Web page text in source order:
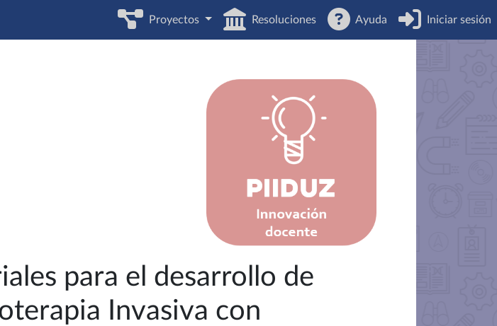
Proyectos Resoluciones Ayuda Iniciar sesión
para el desarrollo de
Invasiva con